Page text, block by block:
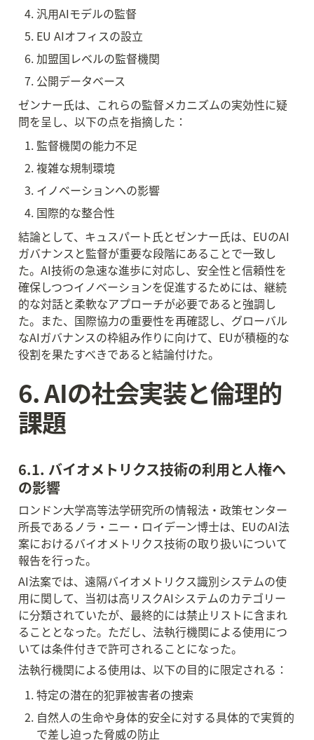
汎用AIモデルの監督
EU AIオフィスの設立
加盟国レベルの監督機関
公開データベース
ゼンナー氏は、これらの監督メカニズムの実効性に疑
問を呈し、以下の点を指摘した：
監督機関の能力不足
複雑な規制環境
イノベーションへの影響
国際的な整合性
結論として、キュスパート氏とゼンナー氏は、EUのAI
ガバナンスと監督が重要な段階にあることで一致し
た。AI技術の急速な進歩に対応し、安全性と信頼性を
確保しつつイノベーションを促進するためには、継続
的な対話と柔軟なアプローチが必要であると強調し
た。また、国際協力の重要性を再確認し、グローバル
なAIガバナンスの枠組み作りに向けて、EUが積極的な
役割を果たすべきであると結論付けた。
6. AIの社会実装と倫理的
課題
6.1. バイオメトリクス技術の利用と人権へ
の影響
ロンドン大学高等法学研究所の情報法・政策センター
所長であるノラ・ニー・ロイデーン博士は、EUのAI法
案におけるバイオメトリクス技術の取り扱いについて
報告を行った。
AI法案では、遠隔バイオメトリクス識別システムの使
用に関して、当初は高リスクAIシステムのカテゴリー
に分類されていたが、最終的には禁止リストに含まれ
ることとなった。ただし、法執行機関による使用につ
いては条件付きで許可されることになった。
法執行機関による使用は、以下の目的に限定される：
特定の潜在的犯罪被害者の捜索
自然人の生命や身体的安全に対する具体的で実質的
で差し迫った脅威の防止